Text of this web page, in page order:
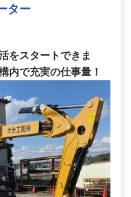
ター
をスタートできま
内で充実の仕事量！